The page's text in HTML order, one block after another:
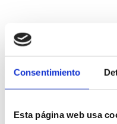
Consentimiento
Esta página web usa
Centre d´art